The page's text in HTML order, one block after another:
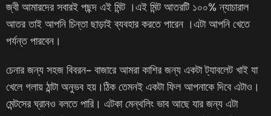
জ্বী আমারদের সবারই পছন্দ এই মিন্ট ।এই মিন্ট আতরটি ১০০% ন্যাচারাল
আতর তাই আপনি চিন্তা ছাড়াই ব্যবহার করতে পারেন ।এটা আপনি খেতে
পর্যন্ত পারবেন।
চেনার জন্য সহজ বিবরন- বাজারে আমরা কাশির জন্য একটা ট্যাবলেট খাই যা
খেলে গলায় ঠান্টা অনুভব হয়।ঠিক তেমনই একটা ফিল আপনাকে দিবে এটাও।
মেন্টসের ঘ্রানও বলতে পারি। এটকা মেন্থলিং ভাব আছে যার জন্য এটা